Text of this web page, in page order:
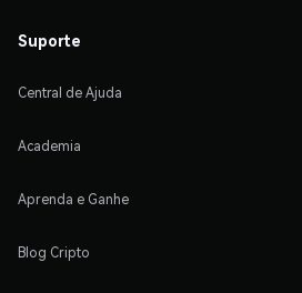
Suporte
Central de Ajuda
Academia
Aprenda e Ganhe
Blog Cripto